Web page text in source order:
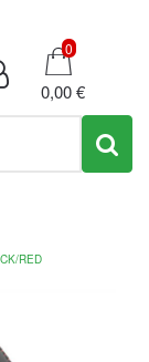
Καλάθι
0
0,00 €
RED